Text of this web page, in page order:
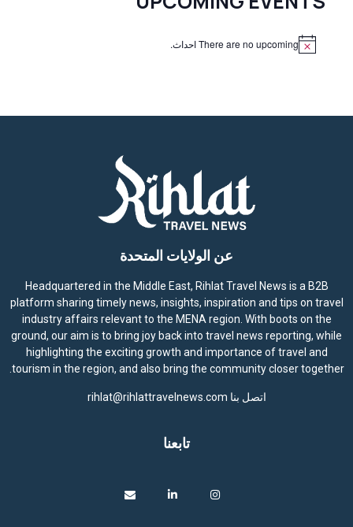
There are no upcoming احداث.
عن الولايات المتحدة
Headquartered in the Middle East, Rihlat Travel News is a B2B
platform sharing timely news, insights, inspiration and tips on travel
industry affairs relevant to the MENA region. With boots on the
ground, our aim is to bring joy back into travel news reporting, while
highlighting the exciting growth and importance of travel and
tourism in the region, and also bring the community closer together.
اتصل بنا rihlat@rihlattravelnews.com
تابعنا